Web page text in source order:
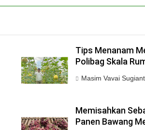
Tips Menanam
Polibag Skala
Masim Vavai
Memisahkan
Panen Bawang